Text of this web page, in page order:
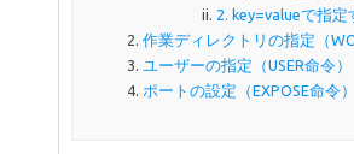
2. key=valueで指定
作業ディレクトリの指定（
ユーザーの指定（USER命令）
ポートの設定（EXPOSE命令）